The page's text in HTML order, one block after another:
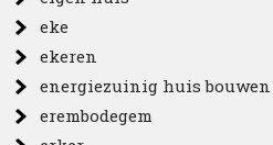
eke
ekeren
energiezuinig huis bouwen
erembodegem